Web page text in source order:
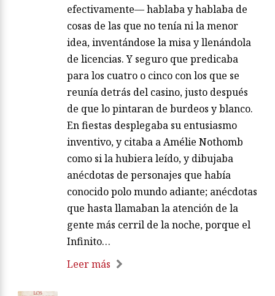
efectivamente— hablaba y hablaba de
cosas de las que no tenía ni la menor
idea, inventándose la misa y llenándola
de licencias. Y seguro que predicaba
para los cuatro o cinco con los que se
reunía detrás del casino, justo después
de que lo pintaran de burdeos y blanco.
En fiestas desplegaba su entusiasmo
inventivo, y citaba a Amélie Nothomb
como si la hubiera leído, y dibujaba
anécdotas de personajes que había
conocido polo mundo adiante; anécdotas
que hasta llamaban la atención de la
gente más cerril de la noche, porque el
Infinito…
Leer más